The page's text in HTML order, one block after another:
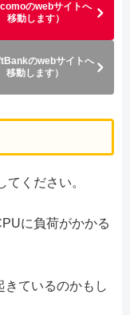
のwebサイトへ
移動します）
のwebサイトへ
移動します）
ください。
に負荷がかかる
きているのかもし